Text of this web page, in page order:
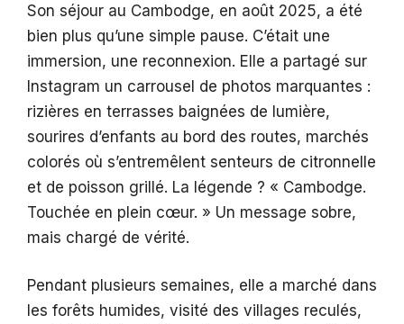
Son séjour au Cambodge, en août 2025, a été
bien plus qu’une simple pause. C’était une
immersion, une reconnexion. Elle a partagé sur
Instagram un carrousel de photos marquantes :
rizières en terrasses baignées de lumière,
sourires d’enfants au bord des routes, marchés
colorés où s’entremêlent senteurs de citronnelle
et de poisson grillé. La légende ? « Cambodge.
Touchée en plein cœur. » Un message sobre,
mais chargé de vérité.
Pendant plusieurs semaines, elle a marché dans
les forêts humides, visité des villages reculés,